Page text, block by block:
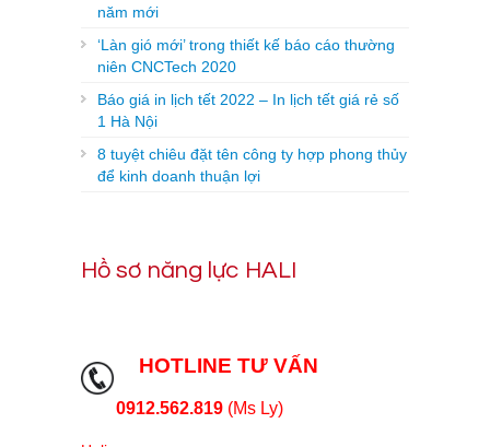
năm mới
‘Làn gió mới’ trong thiết kế báo cáo thường
niên CNCTech 2020
Báo giá in lịch tết 2022 – In lịch tết giá rẻ số
1 Hà Nội
8 tuyệt chiêu đặt tên công ty hợp phong thủy
để kinh doanh thuận lợi
Hồ sơ năng lực HALI
HOTLINE TƯ VẤN
0912.562.819 (Ms Ly)